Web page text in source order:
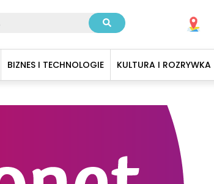
BIZNES I TECHNOLOGIE KULTURA I ROZRYWKA